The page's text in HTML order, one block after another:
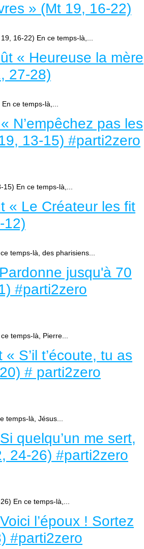
» (Mt 19, 16-22)
16-22) En ce temps-là,...
« Heureuse la mère
27-28)
ce temps-là,...
N’empêchez pas les
13-15) #parti2zero
En ce temps-là,...
« Le Créateur les fit
12)
temps-là, des pharisiens...
jusqu'à 70
#parti2zero
temps-là, Pierre...
S’il t’écoute, tu as
# parti2zero
temps-là, Jésus...
quelqu’un me sert,
24-26) #parti2zero
En ce temps-là,...
l’époux ! Sortez
#parti2zero